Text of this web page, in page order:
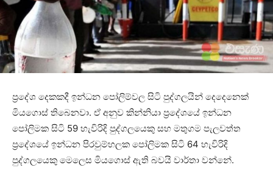
ප්‍රදේශ දෙකකදී ඉන්ධන පෝලිම්වල සිටි පුද්ගලයින් දෙදෙනෙක්
මියගොස් තිබෙනවා. ඒ අනුව කින්නියා ප්‍රදේශයේ ඉන්ධන
පෝලිමක සිටි 59 හැවිරිදි පුද්ගලයෙකු සහ මතුගම පැලවත්ත
ප්‍රදේශයේ ඉන්ධන පිරවුම්හලක පෝලිමක සිටි 64 හැවිරිදි
පුද්ගලයෙකු මෙලෙස මියගොස් ඇති බවයි වාර්තා වන්නේ.